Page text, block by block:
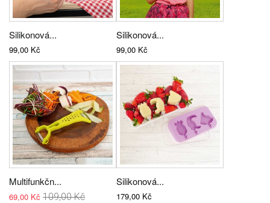
Silikonová...
99,00 Kč
Silikonová...
99,00 Kč
Multifunkčn...
69,00 Kč 109,00 Kč
Silikonová...
179,00 Kč